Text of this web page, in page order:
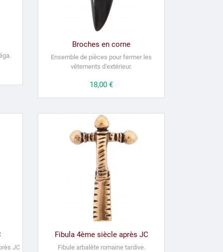
Broches en corne
Ensemble de pièces pour fermer les
vêtements d'extérieur.
Prix
18,00 €
JC
Fibula 4ème siècle après JC
Fibule arbalète romaine tardive.